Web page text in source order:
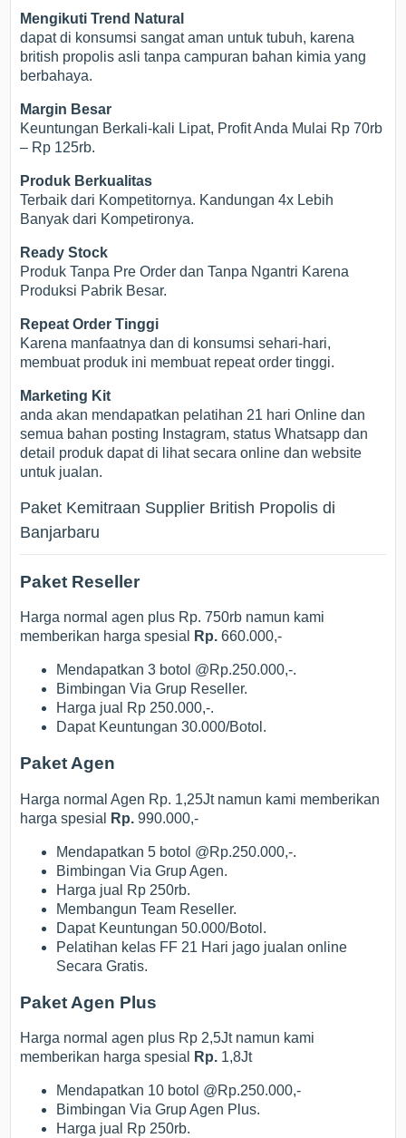
Mengikuti Trend Natural
dapat di konsumsi sangat aman untuk tubuh, karena
british propolis asli tanpa campuran bahan kimia yang
berbahaya.
Margin Besar
Keuntungan Berkali-kali Lipat, Profit Anda Mulai Rp 70rb
– Rp 125rb.
Produk Berkualitas
Terbaik dari Kompetitornya. Kandungan 4x Lebih
Banyak dari Kompetironya.
Ready Stock
Produk Tanpa Pre Order dan Tanpa Ngantri Karena
Produksi Pabrik Besar.
Repeat Order Tinggi
Karena manfaatnya dan di konsumsi sehari-hari,
membuat produk ini membuat repeat order tinggi.
Marketing Kit
anda akan mendapatkan pelatihan 21 hari Online dan
semua bahan posting Instagram, status Whatsapp dan
detail produk dapat di lihat secara online dan website
untuk jualan.
Paket Kemitraan Supplier British Propolis di
Banjarbaru
Paket Reseller
Harga normal agen plus Rp. 750rb namun kami
memberikan harga spesial
Rp. 660.000,-
Mendapatkan 3 botol @Rp.250.000,-.
Bimbingan Via Grup Reseller.
Harga jual Rp 250.000,-.
Dapat Keuntungan 30.000/Botol.
Paket Agen
Harga normal Agen Rp. 1,25Jt namun kami memberikan
harga spesial
Rp. 990.000,-
Mendapatkan 5 botol @Rp.250.000,-.
Bimbingan Via Grup Agen.
Harga jual Rp 250rb.
Membangun Team Reseller.
Dapat Keuntungan 50.000/Botol.
Pelatihan kelas FF 21 Hari jago jualan online
Secara Gratis.
Paket Agen Plus
Harga normal agen plus Rp 2,5Jt namun kami
memberikan harga spesial
Rp. 1,8Jt
Mendapatkan 10 botol @Rp.250.000,-
Bimbingan Via Grup Agen Plus.
Harga jual Rp 250rb.